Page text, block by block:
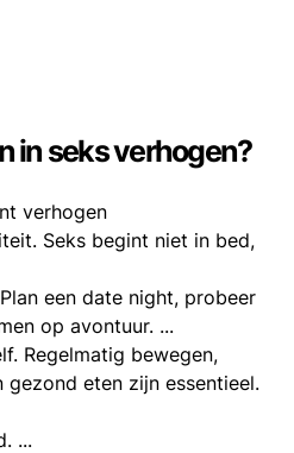
in seks verhogen?
verhogen
Seks begint niet in bed,
een date night, probeer
op avontuur. ...
Regelmatig bewegen,
gezond eten zijn essentieel.
...